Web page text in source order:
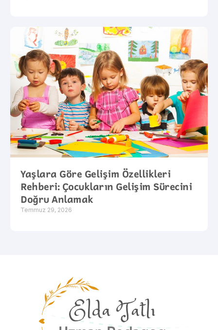
Yaşlara Göre Gelişim Özellikleri
Rehberi: Çocukların Gelişim Sürecini
Doğru Anlamak
Temmuz 29, 2026